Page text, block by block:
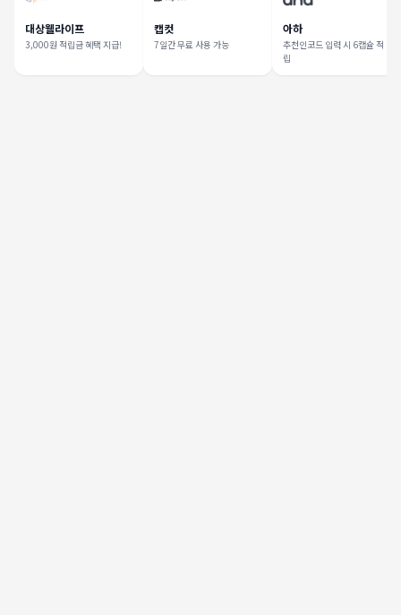
대상웰라이프
3,000원 적립금 혜택 지급!
캡컷
7일간 무료 사용 가능
아하
추천인코드 입력 시 6캡슐 적
립